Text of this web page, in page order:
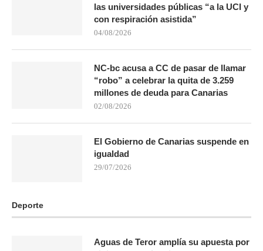
las universidades públicas “a la UCI y
con respiración asistida”
04/08/2026
NC-bc acusa a CC de pasar de llamar
“robo” a celebrar la quita de 3.259
millones de deuda para Canarias
02/08/2026
El Gobierno de Canarias suspende en
igualdad
29/07/2026
Deporte
Aguas de Teror amplía su apuesta por